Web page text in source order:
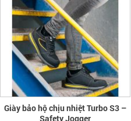
Giày bảo hộ chịu nhiệt Turbo S3 –
Safety Jogger